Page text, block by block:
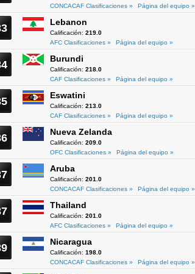
CONCACAF Clasificaciones »
Página del equipo »
Lebanon
Calificación: 219.0
AFC Clasificaciones »
Página del equipo »
Burundi
Calificación: 218.0
CAF Clasificaciones »
Página del equipo »
Eswatini
Calificación: 213.0
CAF Clasificaciones »
Página del equipo »
Nueva Zelanda
Calificación: 209.0
OFC Clasificaciones »
Página del equipo »
Aruba
Calificación: 201.0
CONCACAF Clasificaciones »
Página del equipo »
Thailand
Calificación: 201.0
AFC Clasificaciones »
Página del equipo »
Nicaragua
Calificación: 198.0
CONCACAF Clasificaciones »
Página del equipo »